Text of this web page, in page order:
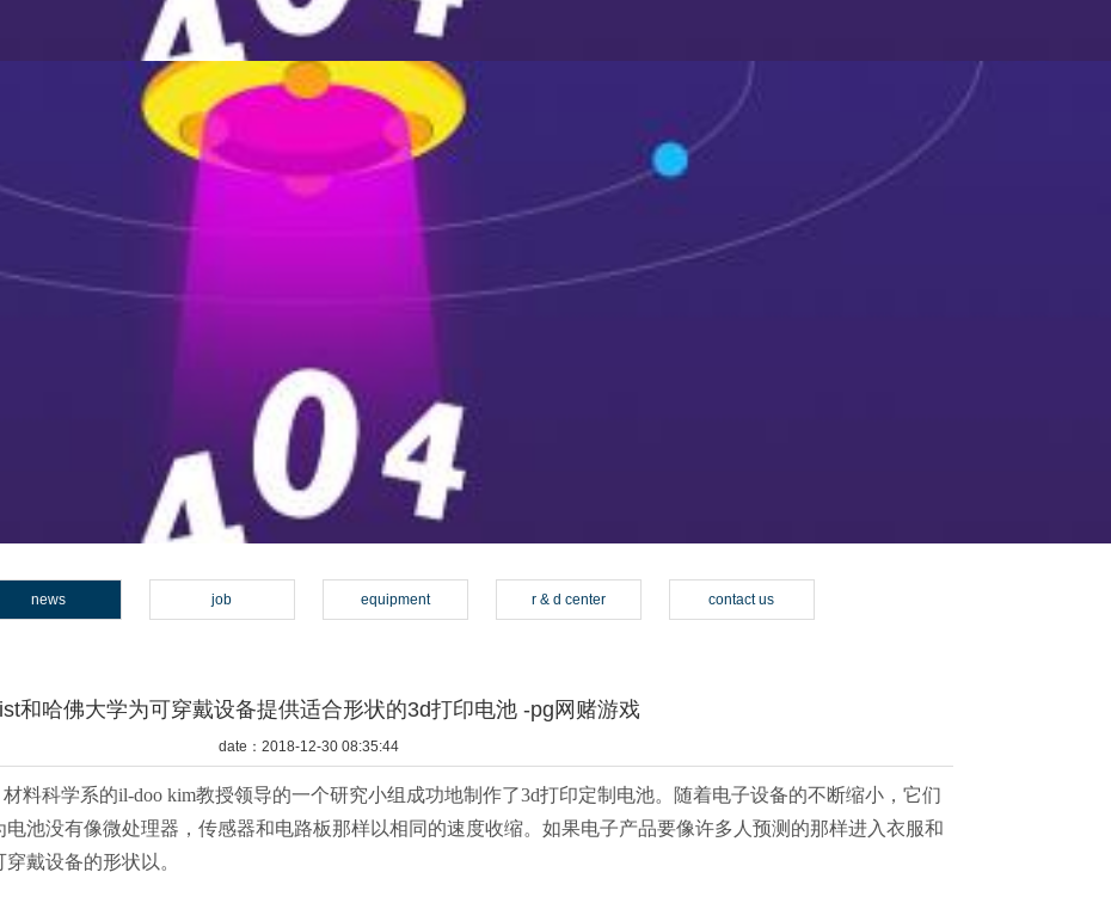
news job equipment r & d center contact us
和哈佛大学为可穿戴设备提供适合形状的3d打印电池 -pg网赌游戏
date：2018-12-30 08:35:44
科学系的il-doo kim教授领导的一个研究小组成功地制作了3d打印定制电池。随着电子设备的不断缩小，它们
池没有像微处理器，传感器和电路板那样以相同的速度收缩。如果电子产品要像许多人预测的那样进入衣服和
戴设备的形状以。